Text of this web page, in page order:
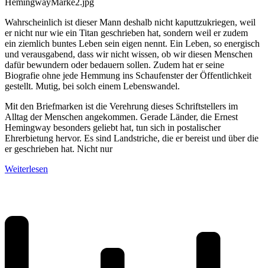
Wahrscheinlich ist dieser Mann deshalb nicht kaputtzukriegen, weil
er nicht nur wie ein Titan geschrieben hat, sondern weil er zudem
ein ziemlich buntes Leben sein eigen nennt. Ein Leben, so energisch
und verausgabend, dass wir nicht wissen, ob wir diesen Menschen
dafür bewundern oder bedauern sollen. Zudem hat er seine
Biografie ohne jede Hemmung ins Schaufenster der Öffentlichkeit
gestellt. Mutig, bei solch einem Lebenswandel.
Mit den Briefmarken ist die Verehrung dieses Schriftstellers im
Alltag der Menschen angekommen. Gerade Länder, die Ernest
Hemingway besonders geliebt hat, tun sich in postalischer
Ehrerbietung hervor. Es sind Landstriche, die er bereist und über die
er geschrieben hat. Nicht nur
Weiterlesen